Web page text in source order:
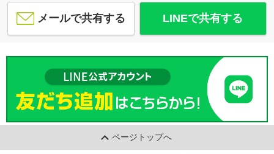
メールで共有する LINEで共有する
ページトップへ